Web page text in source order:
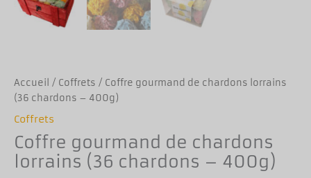
Accueil / Coffrets / Coffre gourmand de chardons lorrains
(36 chardons – 400g)
Coffrets
Coffre gourmand de chardons
lorrains (36 chardons – 400g)